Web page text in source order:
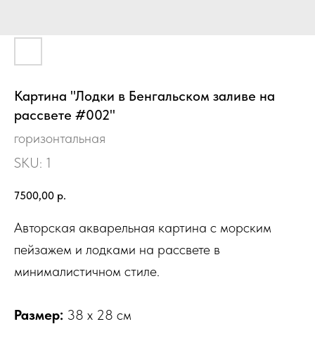
Картина "Лодки в Бенгальском заливе на
рассвете #002"
горизонтальная
SKU: 1
7500,00 р.
Авторская акварельная картина с морским
пейзажем и лодками на рассвете в
минималистичном стиле.
Размер: 38 х 28 см